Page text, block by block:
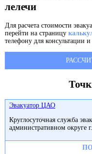
лелечи
Для расчета стоимости
перейти на страницу
телефону для консультации и
Эвакуатор ЦАО
Круглосуточная служба
административном округе